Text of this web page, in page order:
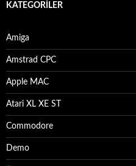
KATEGORILER
Amiga
Amstrad CPC
Apple MAC
Atari XL XE ST
Commodore
Demo